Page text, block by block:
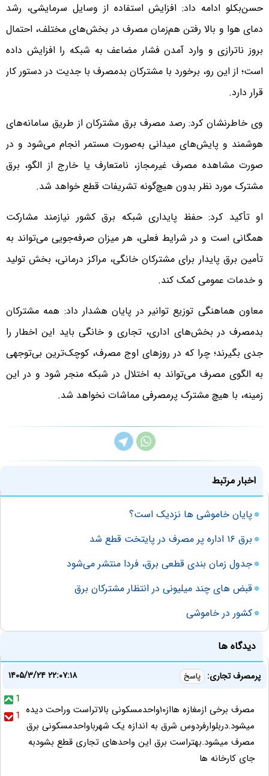
حسن‌بکلو ادامه داد: افزایش استفاده از وسایل سرمایشی، رشد
دمای هوا و بالا رفتن هم‌زمان مصرف در بخش‌های مختلف، احتمال
بروز ناترازی و وارد آمدن فشار مضاعف به شبکه را افزایش داده
است؛ از این رو، برخورد با مشترکان بدمصرف با جدیت در دستور کار
قرار دارد.
وی خاطرنشان کرد: رصد مصرف برق مشترکان از طریق سامانه‌های
هوشمند و پایش‌های میدانی به‌صورت مستمر انجام می‌شود و در
صورت مشاهده مصرف غیرمجاز، نامتعارف یا خارج از الگو، برق
مشترک مورد نظر بدون هیچ‌گونه تشریفات قطع خواهد شد.
او تأکید کرد: حفظ پایداری شبکه برق کشور نیازمند مشارکت
همگانی است و در شرایط فعلی، هر میزان صرفه‌جویی می‌تواند به
تأمین برق پایدار برای مشترکان خانگی، مراکز درمانی، بخش تولید
و خدمات عمومی کمک کند.
معاون هماهنگی توزیع توانیر در پایان هشدار داد: همه مشترکان
بدمصرف در بخش‌های اداری، تجاری و خانگی باید این اخطار را
جدی بگیرند؛ چرا که در روزهای اوج مصرف، کوچک‌ترین بی‌توجهی
به الگوی مصرف می‌تواند به اختلال در شبکه منجر شود و در این
زمینه، با هیچ مشترک پرمصرفی مماشات نخواهد شد.
اخبار مرتبط
پایان خاموشی ها نزدیک است؟
برق ۱۶ اداره پر مصرف در پایتخت قطع شد
جدول زمان بندی قطعی برق، فردا منتشر می‌شود
قبض‌ های چند میلیونی در انتظار مشترکان برق
کشور در خاموشی
دیدگاه ها
پرمصرف تجاری: پاسخ
۱۴۰۵/۳/۲۴ ۲۲:۰۷:۱۸
1
1 مصرف برخی ازمغازه هااز۱۰واحدمسکونی بالاتراست وراحت دیده
میشود.دربلوارفردوس شرق به اندازه یک شهرباواحدمسکونی برق
مصرف میشود.بهتراست برق این واحدهای تجاری قطع بشودبه
جای کارخانه ها